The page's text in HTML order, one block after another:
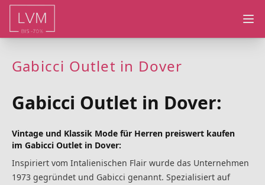
Gabicci Outlet in Dover
Gabicci Outlet in Dover:
Vintage und Klassik Mode für Herren preiswert kaufen
im Gabicci Outlet in Dover:
Inspiriert vom Intalienischen Flair wurde das Unternehmen
1973 gegründet und Gabicci genannt. Spezialisiert auf